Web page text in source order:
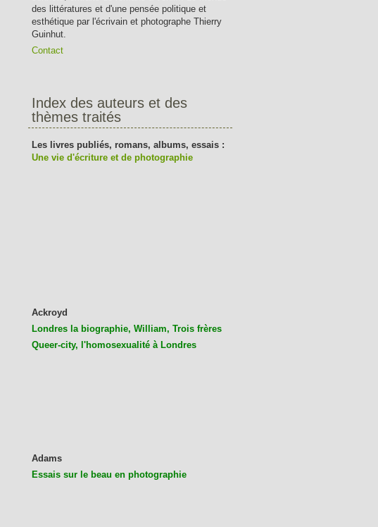
des littératures et d'une pensée politique et
esthétique par l'écrivain et photographe Thierry
Guinhut.
Contact
Index des auteurs et des
thèmes traités
Les livres publiés, romans, albums, essais :
Une vie d'écriture et de photographie
Ackroyd
Londres la biographie, William, Trois frères
Queer-city, l'homosexualité à Londres
Adams
Essais sur le beau en photographie